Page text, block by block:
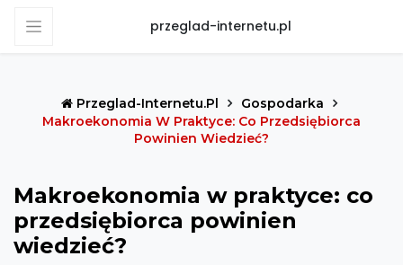
przeglad-internetu.pl
Przeglad-Internetu.pl
Gospodarka
Makroekonomia W Praktyce: Co Przedsiębiorca
Powinien Wiedzieć?
Makroekonomia w praktyce: co
przedsiębiorca powinien
wiedzieć?